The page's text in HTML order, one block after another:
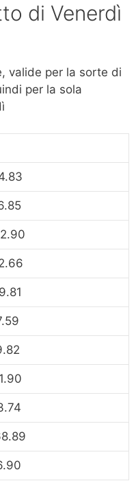
di Venerdì
valide per la sorte di
per la sola